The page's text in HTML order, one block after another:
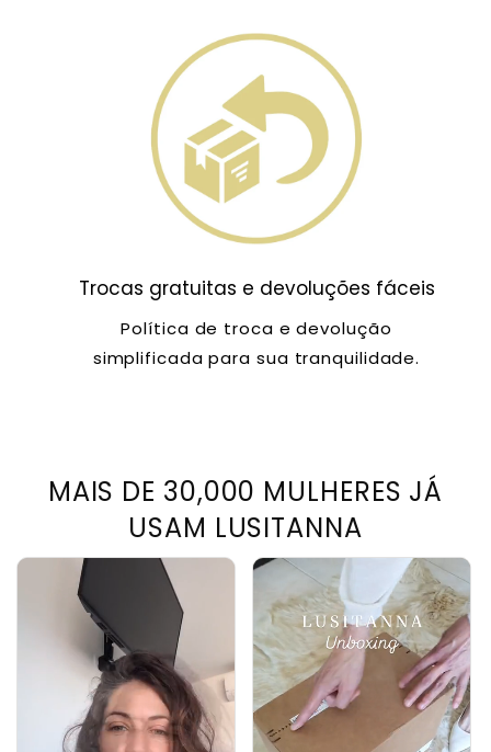
Trocas gratuitas e devoluções fáceis
Política de troca e devolução
simplificada para sua tranquilidade.
MAIS DE 30,000 MULHERES JÁ
USAM LUSITANNA